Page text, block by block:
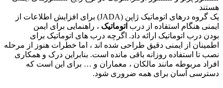
هستند
یک گروه درهای اتوماتیک ژاپن (JADA) برای افزایش اطلاعات از
ایمنی هنگام استفاده از درب اتوماتیک ، راهنمایی برای ایمن
بودن درب اتوماتیک ارائه داد. اگرچه درب های اتوماتیک برای
اطمینان از ایمنی دقیق طراحی شده اند ، اما خطرات هنوز از مرحله
نصب تا استفاده روزانه باقی مانده است. بنابراین درک و همکاری
افراد مربوطه مانند مالکان ، معماران و … برای این است که
دسترسی آسان برای همه ضروری شود.